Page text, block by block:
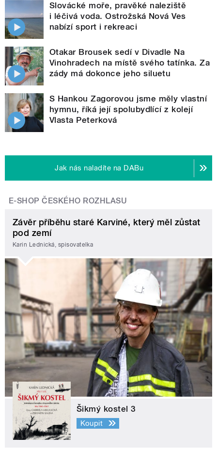
Slovácké moře, pravěké naleziště
i léčivá voda. Ostrožská Nová Ves
nabízí sport i rekreaci
Otakar Brousek sedí v Divadle Na
Vinohradech na místě svého tatínka. Za
zády má dokonce jeho siluetu
S Hankou Zagorovou jsme měly vlastní
hymnu, říká její spolubydlící z kolejí
Vlasta Peterková
Jak nás naladíte na DABu
E-SHOP ČESKÉHO ROZHLASU
Závěr příběhu staré Karviné, který měl zůstat
pod zemí
Karin Lednická, spisovatelka
Šikmý kostel 3
Koupit